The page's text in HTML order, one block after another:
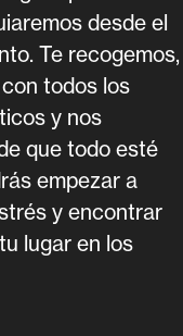
desde el
Te recogemos,
todos los
y nos
que todo esté
empezar a
y encontrar
lugar en los